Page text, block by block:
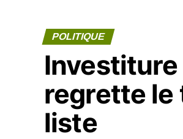
POLITIQUE
Investiture
regrette le
liste